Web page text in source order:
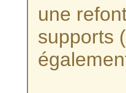
une
supports